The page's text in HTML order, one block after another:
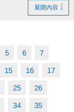
展開內容
5 6 7
15 16 17
25 26
34 35